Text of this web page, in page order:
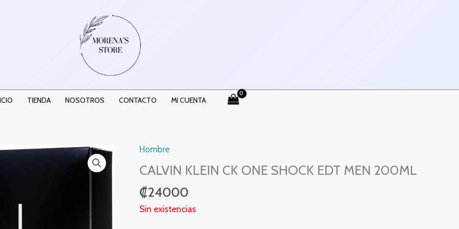
TIENDA NOSOTROS CONTACTO MI CUENTA
Hombre
CALVIN KLEIN CK ONE SHOCK EDT MEN 200ML
₡24000
Sin existencias